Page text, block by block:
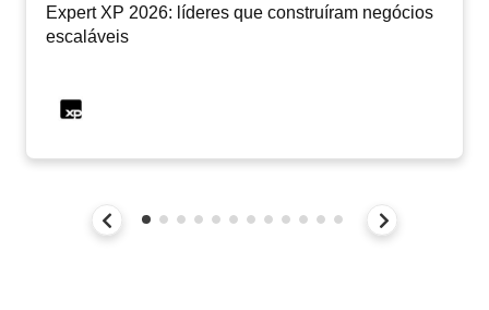
Expert XP 2026: líderes que construíram negócios
escaláveis